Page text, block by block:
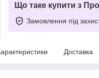
Що таке купити з
Замовлення під
Доставка